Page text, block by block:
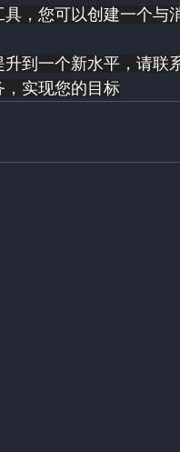
，您可以创建一个与
到一个新水平，请联
实现您的目标